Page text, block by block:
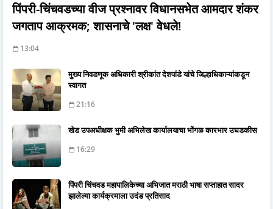
पिंपरी-चिंचवडच्या वीज प्रश्नावर विधानसभेत आमदार शंकर
जगताप आक्रमक; शासनाचे 'लक्ष' वेधले!
13:04
मुख्य निवडणूक अधिकारी श्रीकांत देशपांडे यांचे जिल्हाधिकाऱ्यांकडून
स्वागत
21:16
खेड उपअधीक्षक भुमी अभिलेख कार्यालयाचा भोंगळ कारभार उघडकीस
16:29
पिंपरी चिंचवड महापालिकेच्या अभिजात मराठी भाषा सप्ताहात सादर
झालेल्या कार्यक्रमाला उदंड प्रतिसाद